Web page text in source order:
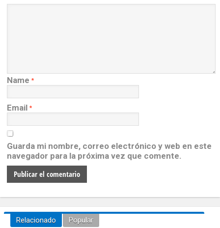
Name *
Email *
Guarda mi nombre, correo electrónico y web en este
navegador para la próxima vez que comente.
Relacionado Popular